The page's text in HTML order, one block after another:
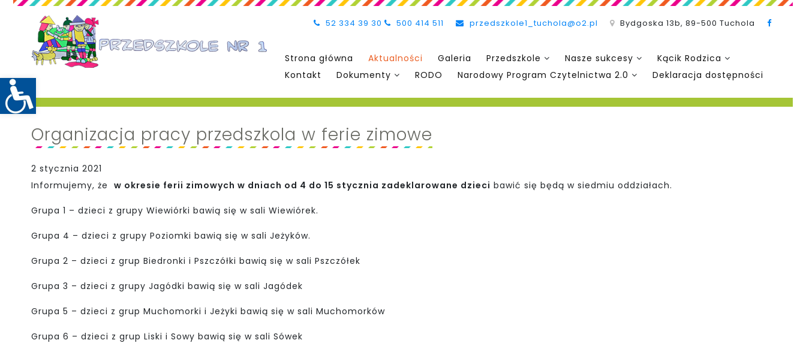
52 334 39 30 500 414 511 przedszkole1_tuchola@o2.pl Bydgoska 13b, 89-500 Tuchola
Strona główna Aktualności Galeria Przedszkole Nasze sukcesy
Kącik Rodzica
Kontakt
Dokumenty RODO Narodowy Program Czytelnictwa 2.0 Deklaracja dostępności
Organizacja pracy przedszkola w ferie zimowe
2 stycznia 2021
Informujemy, że w okresie ferii zimowych w dniach od 4 do 15 stycznia zadeklarowane dzieci bawić się będą w siedmiu oddziałach.
Grupa 1 – dzieci z grupy Wiewiórki bawią się w sali Wiewiórek.
Grupa 4 – dzieci z grupy Poziomki bawią się w sali Jeżyków.
Grupa 2 – dzieci z grup Biedronki i Pszczółki bawią się w sali Pszczółek
Grupa 3 – dzieci z grupy Jagódki bawią się w sali Jagódek
Grupa 5 – dzieci z grup Muchomorki i Jeżyki bawią się w sali Muchomorków
Grupa 6 – dzieci z grup Liski i Sowy bawią się w sali Sówek